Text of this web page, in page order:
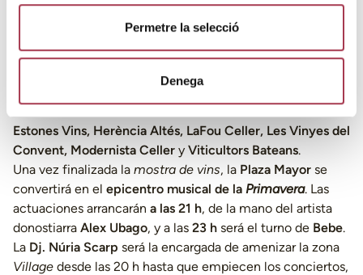
Permetre la selecció
Denega
nueva edición de laMostra de Vins DO Terra Alta,
los asistentes podrán degustar una ámplia oferta de las
Celler Arrelats, Celler Batea, Celler La Botera, Celler
Estones Vins, Herència Altés, LaFou Celler, Les Vinyes del
Convent, Modernista Celler yViticultors Bateans.
Una vez finalizada la mostra de vins, la Plaza Mayor se
convertirá en el epicentro musical de la Primavera. Las
actuaciones arrancarán a las 21 h, de la mano del artista
donostiarra Alex Ubago, y a las 23 h será el turno de Bebe.
La Dj. Núria Scarp será la encargada de amenizar la zona
Village desde las 20 h hasta que empiecen los conciertos,